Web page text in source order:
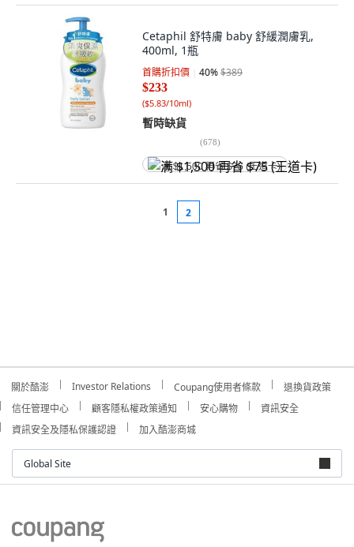
Cetaphil 舒特膚 baby 舒緩潤膚乳,
400ml, 1瓶
首購折扣價 40%$389
$233
($5.83/10ml)
暫時缺貨
(678)
满 $1,500 再省 $75 (王道卡)
1 2
關於酷澎 Investor Relations Coupang使用者條款
退換貨政策
信任管理中心
顧客隱私權政策通知 安心購物
資訊安全
資訊安全及隱私保護認證
加入酷澎商城
Global Site